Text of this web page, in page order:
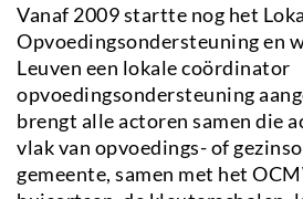
Vanaf 2009 startte nog het
Opvoedingsondersteuning en
Leuven een lokale coördinator
opvoedingsondersteuning
brengt alle actoren samen die
vlak van opvoedings- of
gemeente, samen met het